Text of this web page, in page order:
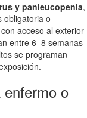
y panleucopenia,
obligatoria o
acceso al exterior
entre 6–8 semanas
se programan
o